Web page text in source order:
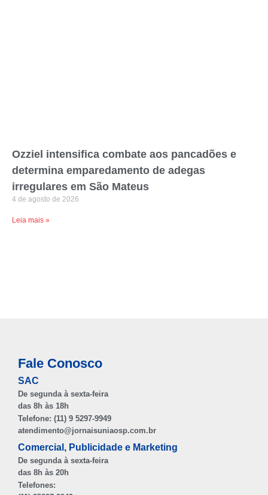
Ozziel intensifica combate aos pancadões e
determina emparedamento de adegas
irregulares em São Mateus
4 de agosto de 2026
Leia mais »
Fale Conosco
SAC
De segunda à sexta-feira
das 8h às 18h
Telefone: (11) 9 5297-9949
atendimento@jornaisuniaosp.com.br
Comercial, Publicidade e Marketing
De segunda à sexta-feira
das 8h às 20h
Telefones: